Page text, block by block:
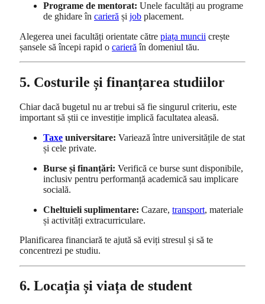
Programe de mentorat: Unele facultăți au programe
de ghidare în carieră și job placement.
Alegerea unei facultăți orientate către piața muncii crește
șansele să începi rapid o carieră în domeniul tău.
5. Costurile și finanțarea studiilor
Chiar dacă bugetul nu ar trebui să fie singurul criteriu, este
important să știi ce investiție implică facultatea aleasă.
Taxe universitare: Variează între universitățile de stat
și cele private.
Burse și finanțări: Verifică ce burse sunt disponibile,
inclusiv pentru performanță academică sau implicare
socială.
Cheltuieli suplimentare: Cazare, transport, materiale
și activități extracurriculare.
Planificarea financiară te ajută să eviți stresul și să te
concentrezi pe studiu.
6. Locația și viața de student